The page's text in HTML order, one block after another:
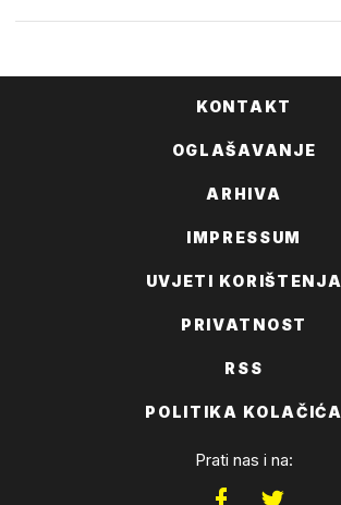
KONTAKT
OGLAŠAVANJE
ARHIVA
IMPRESSUM
UVJETI KORIŠTENJA
PRIVATNOST
RSS
POLITIKA KOLAČIĆA
Prati nas i na: